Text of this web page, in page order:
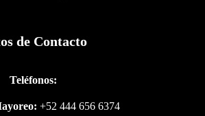
de Contacto
Teléfonos:
+52 444 656 6374